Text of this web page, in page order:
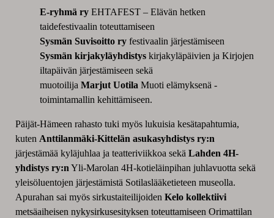
E-ryhmä ry EHTAFEST – Elävän hetken
taidefestivaalin toteuttamiseen
Sysmän Suvisoitto ry festivaalin järjestämiseen
Sysmän kirjakyläyhdistys kirjakyläpäivien ja Kirjojen
iltapäivän järjestämiseen sekä
muotoilija Marjut Uotila Muoti elämyksenä -
toimintamallin kehittämiseen.
Päijät-Hämeen rahasto tuki myös lukuisia kesätapahtumia,
kuten Anttilanmäki-Kittelän asukasyhdistys ry:n
järjestämää kyläjuhlaa ja teatteriviikkoa sekä Lahden 4H-
yhdistys ry:nYli-Marolan 4H-kotieläinpihan juhlavuotta sekä
yleisöluentojen järjestämistä Sotilaslääketieteen museolla.
Apurahan sai myös sirkustaiteilijoiden Kelo kollektiivi
metsäaiheisen nykysirkusesityksen toteuttamiseen Orimattilan